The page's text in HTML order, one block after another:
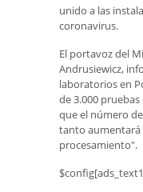
unido a las
coronavirus.
El portavoz del
Andrusiewicz,
laboratorios en
de 3.000
que el número
tanto aumentará
procesamiento".